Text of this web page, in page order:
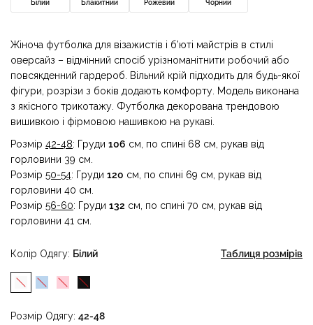
Білий Блакитний Рожевий Чорний
Жіноча футболка для візажистів і б’юті майстрів в стилі
оверсайз – відмінний спосіб урізноманітнити робочий або
повсякденний гардероб. Вільний крій підходить для будь-якої
фігури, розрізи з боків додають комфорту. Модель виконана
з якісного трикотажу. Футболка декорована трендовою
вишивкою і фірмовою нашивкою на рукаві.
Розмір 42-48: Груди 106 см, по спині 68 см, рукав від
горловини 39 см.
Розмір 50-54: Груди 120 см, по спині 69 см, рукав від
горловини 40 см.
Розмір 56-60: Груди 132 см, по спині 70 см, рукав від
горловини 41 см.
Колір Одягу Білий
Розмір Одягу 42-48
Таблиця розмірів